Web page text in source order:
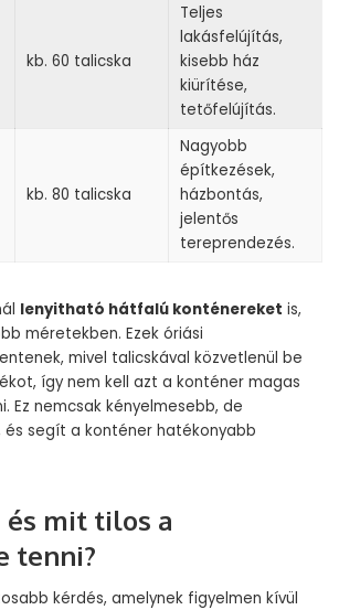
kb. 60 talicska
Teljes
lakásfelújítás,
kisebb ház
kiürítése,
tetőfelújítás.
kb. 80 talicska
Nagyobb
építkezések,
házbontás,
jelentős
tereprendezés.
lenyitható hátfalú konténereket is,
méretekben. Ezek óriási
mivel talicskával közvetlenül be
így nem kell azt a konténer magas
Ez nemcsak kényelmesebb, de
és segít a konténer hatékonyabb
és mit tilos a
tenni?
kérdés, amelynek figyelmen kívül